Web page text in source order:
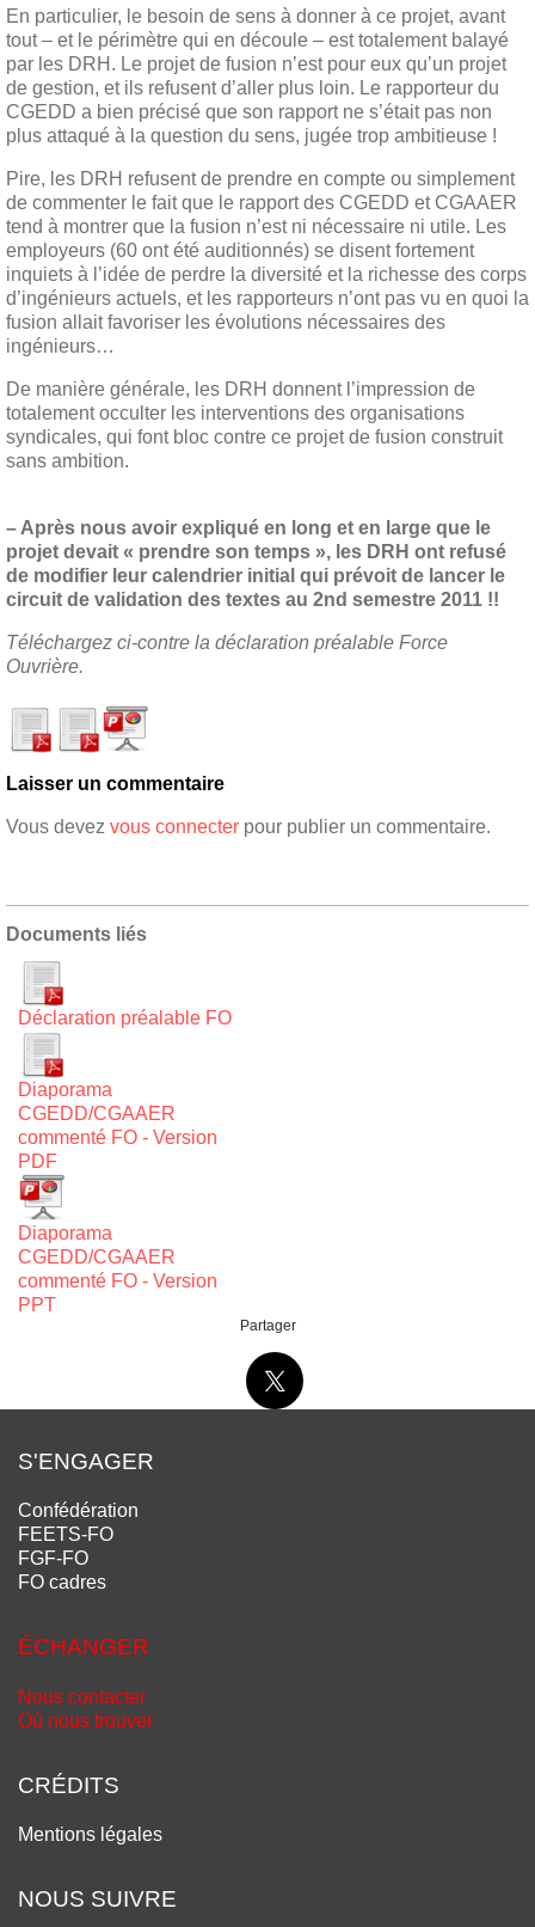
En particulier, le besoin de sens à donner à ce projet, avant
tout – et le périmètre qui en découle – est totalement balayé
par les DRH. Le projet de fusion n’est pour eux qu’un projet
de gestion, et ils refusent d’aller plus loin. Le rapporteur du
CGEDD a bien précisé que son rapport ne s’était pas non
plus attaqué à la question du sens, jugée trop ambitieuse !
Pire, les DRH refusent de prendre en compte ou simplement
de commenter le fait que le rapport des CGEDD et CGAAER
tend à montrer que la fusion n’est ni nécessaire ni utile. Les
employeurs (60 ont été auditionnés) se disent fortement
inquiets à l’idée de perdre la diversité et la richesse des corps
d’ingénieurs actuels, et les rapporteurs n’ont pas vu en quoi la
fusion allait favoriser les évolutions nécessaires des
ingénieurs…
De manière générale, les DRH donnent l’impression de
totalement occulter les interventions des organisations
syndicales, qui font bloc contre ce projet de fusion construit
sans ambition.
– Après nous avoir expliqué en long et en large que le
projet devait « prendre son temps », les DRH ont refusé
de modifier leur calendrier initial qui prévoit de lancer le
circuit de validation des textes au 2nd semestre 2011 !!
Téléchargez ci-contre la déclaration préalable Force
Ouvrière.
Laisser un commentaire
Vous devez vous connecter pour publier un commentaire.
Documents liés
Déclaration préalable FO
Diaporama
CGEDD/CGAAER
commenté FO - Version
PDF
Diaporama
CGEDD/CGAAER
commenté FO - Version
PPT
Partager
S'ENGAGER
Confédération
FEETS-FO
FGF-FO
FO cadres
ÉCHANGER
Nous contacter
Où nous trouver
CRÉDITS
Mentions légales
NOUS SUIVRE